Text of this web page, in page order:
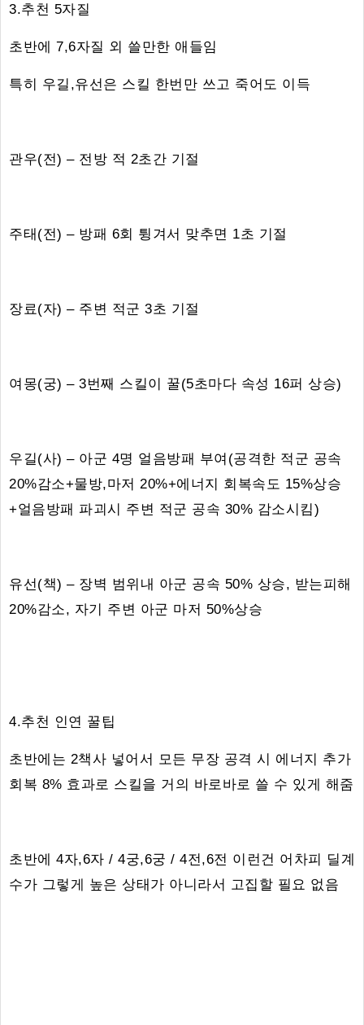
3.추천 5자질
초반에 7,6자질 외 쓸만한 애들임
특히 우길,유선은 스킬 한번만 쓰고 죽어도 이득
관우(전) – 전방 적 2초간 기절
주태(전) – 방패 6회 튕겨서 맞추면 1초 기절
장료(자) – 주변 적군 3초 기절
여몽(궁) – 3번째 스킬이 꿀(5초마다 속성 16퍼 상승)
우길(사) – 아군 4명 얼음방패 부여(공격한 적군 공속
20%감소+물방,마저 20%+에너지 회복속도 15%상승
+얼음방패 파괴시 주변 적군 공속 30% 감소시킴)
유선(책) – 장벽 범위내 아군 공속 50% 상승, 받는피해
20%감소, 자기 주변 아군 마저 50%상승
4.추천 인연 꿀팁
초반에는 2책사 넣어서 모든 무장 공격 시 에너지 추가
회복 8% 효과로 스킬을 거의 바로바로 쓸 수 있게 해줌
초반에 4자,6자 / 4궁,6궁 / 4전,6전 이런건 어차피 딜계
수가 그렇게 높은 상태가 아니라서 고집할 필요 없음